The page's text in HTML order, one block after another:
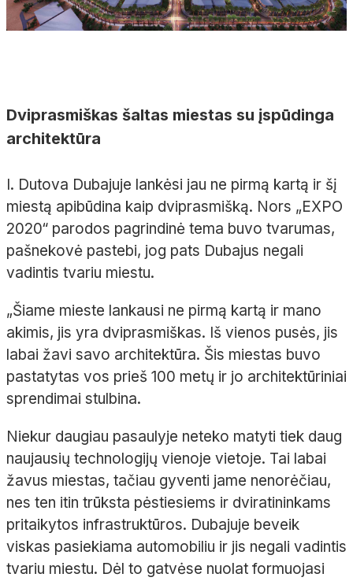
Dviprasmiškas šaltas miestas su įspūdinga
architektūra
I. Dutova Dubajuje lankėsi jau ne pirmą kartą ir šį
miestą apibūdina kaip dviprasmišką. Nors „EXPO
2020“ parodos pagrindinė tema buvo tvarumas,
pašnekovė pastebi, jog pats Dubajus negali
vadintis tvariu miestu.
„Šiame mieste lankausi ne pirmą kartą ir mano
akimis, jis yra dviprasmiškas. Iš vienos pusės, jis
labai žavi savo architektūra. Šis miestas buvo
pastatytas vos prieš 100 metų ir jo architektūriniai
sprendimai stulbina.
Niekur daugiau pasaulyje neteko matyti tiek daug
naujausių technologijų vienoje vietoje. Tai labai
žavus miestas, tačiau gyventi jame nenorėčiau,
nes ten itin trūksta pėstiesiems ir dviratininkams
pritaikytos infrastruktūros. Dubajuje beveik
viskas pasiekiama automobiliu ir jis negali vadintis
tvariu miestu. Dėl to gatvėse nuolat formuojasi